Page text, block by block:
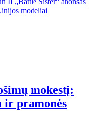
modeliai
mokestį:
ir pramonės